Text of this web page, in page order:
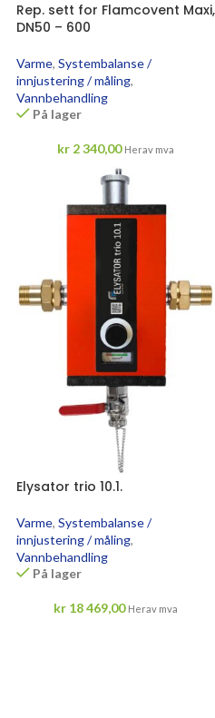
Rep. sett for Flamcovent Maxi,
DN50 – 600
Varme, Systembalanse /
innjustering / måling,
Vannbehandling
På lager
kr 2 340,00 Herav mva
Elysator trio 10.1.
Varme, Systembalanse /
innjustering / måling,
Vannbehandling
På lager
kr 18 469,00 Herav mva